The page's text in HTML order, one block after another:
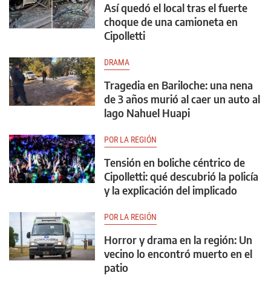
Así quedó el local tras el fuerte
choque de una camioneta en
Cipolletti
DRAMA
Tragedia en Bariloche: una nena
de 3 años murió al caer un auto al
lago Nahuel Huapi
POR LA REGIÓN
Tensión en boliche céntrico de
Cipolletti: qué descubrió la policía
y la explicación del implicado
POR LA REGIÓN
Horror y drama en la región: Un
vecino lo encontró muerto en el
patio